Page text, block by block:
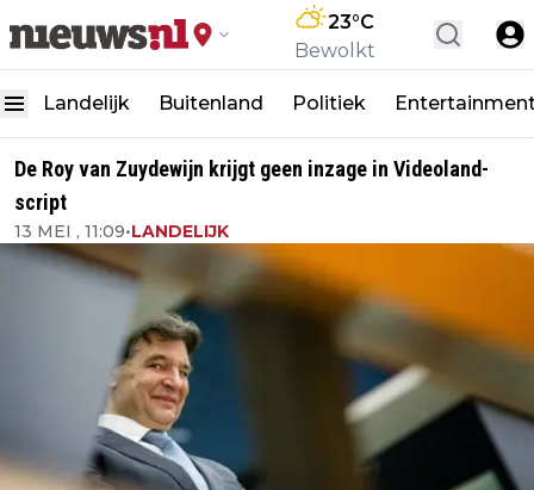
23°C
Bewolkt
Landelijk Buitenland Politiek
De Roy van Zuydewijn krijgt geen inzage in Videoland-
script
13 MEI , 11:09•LANDELIJK